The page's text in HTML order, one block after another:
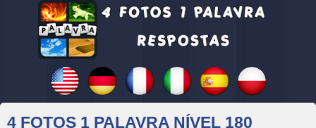
4 FOTOS 1 PALAVRA NÍVEL 180